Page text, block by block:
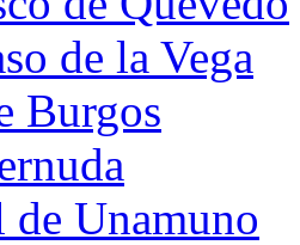
de la Vega
Burgos
Unamuno